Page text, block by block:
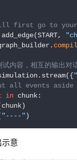
first go to
内容，相互的输出对
all events aside
in chunk:
"----"
意